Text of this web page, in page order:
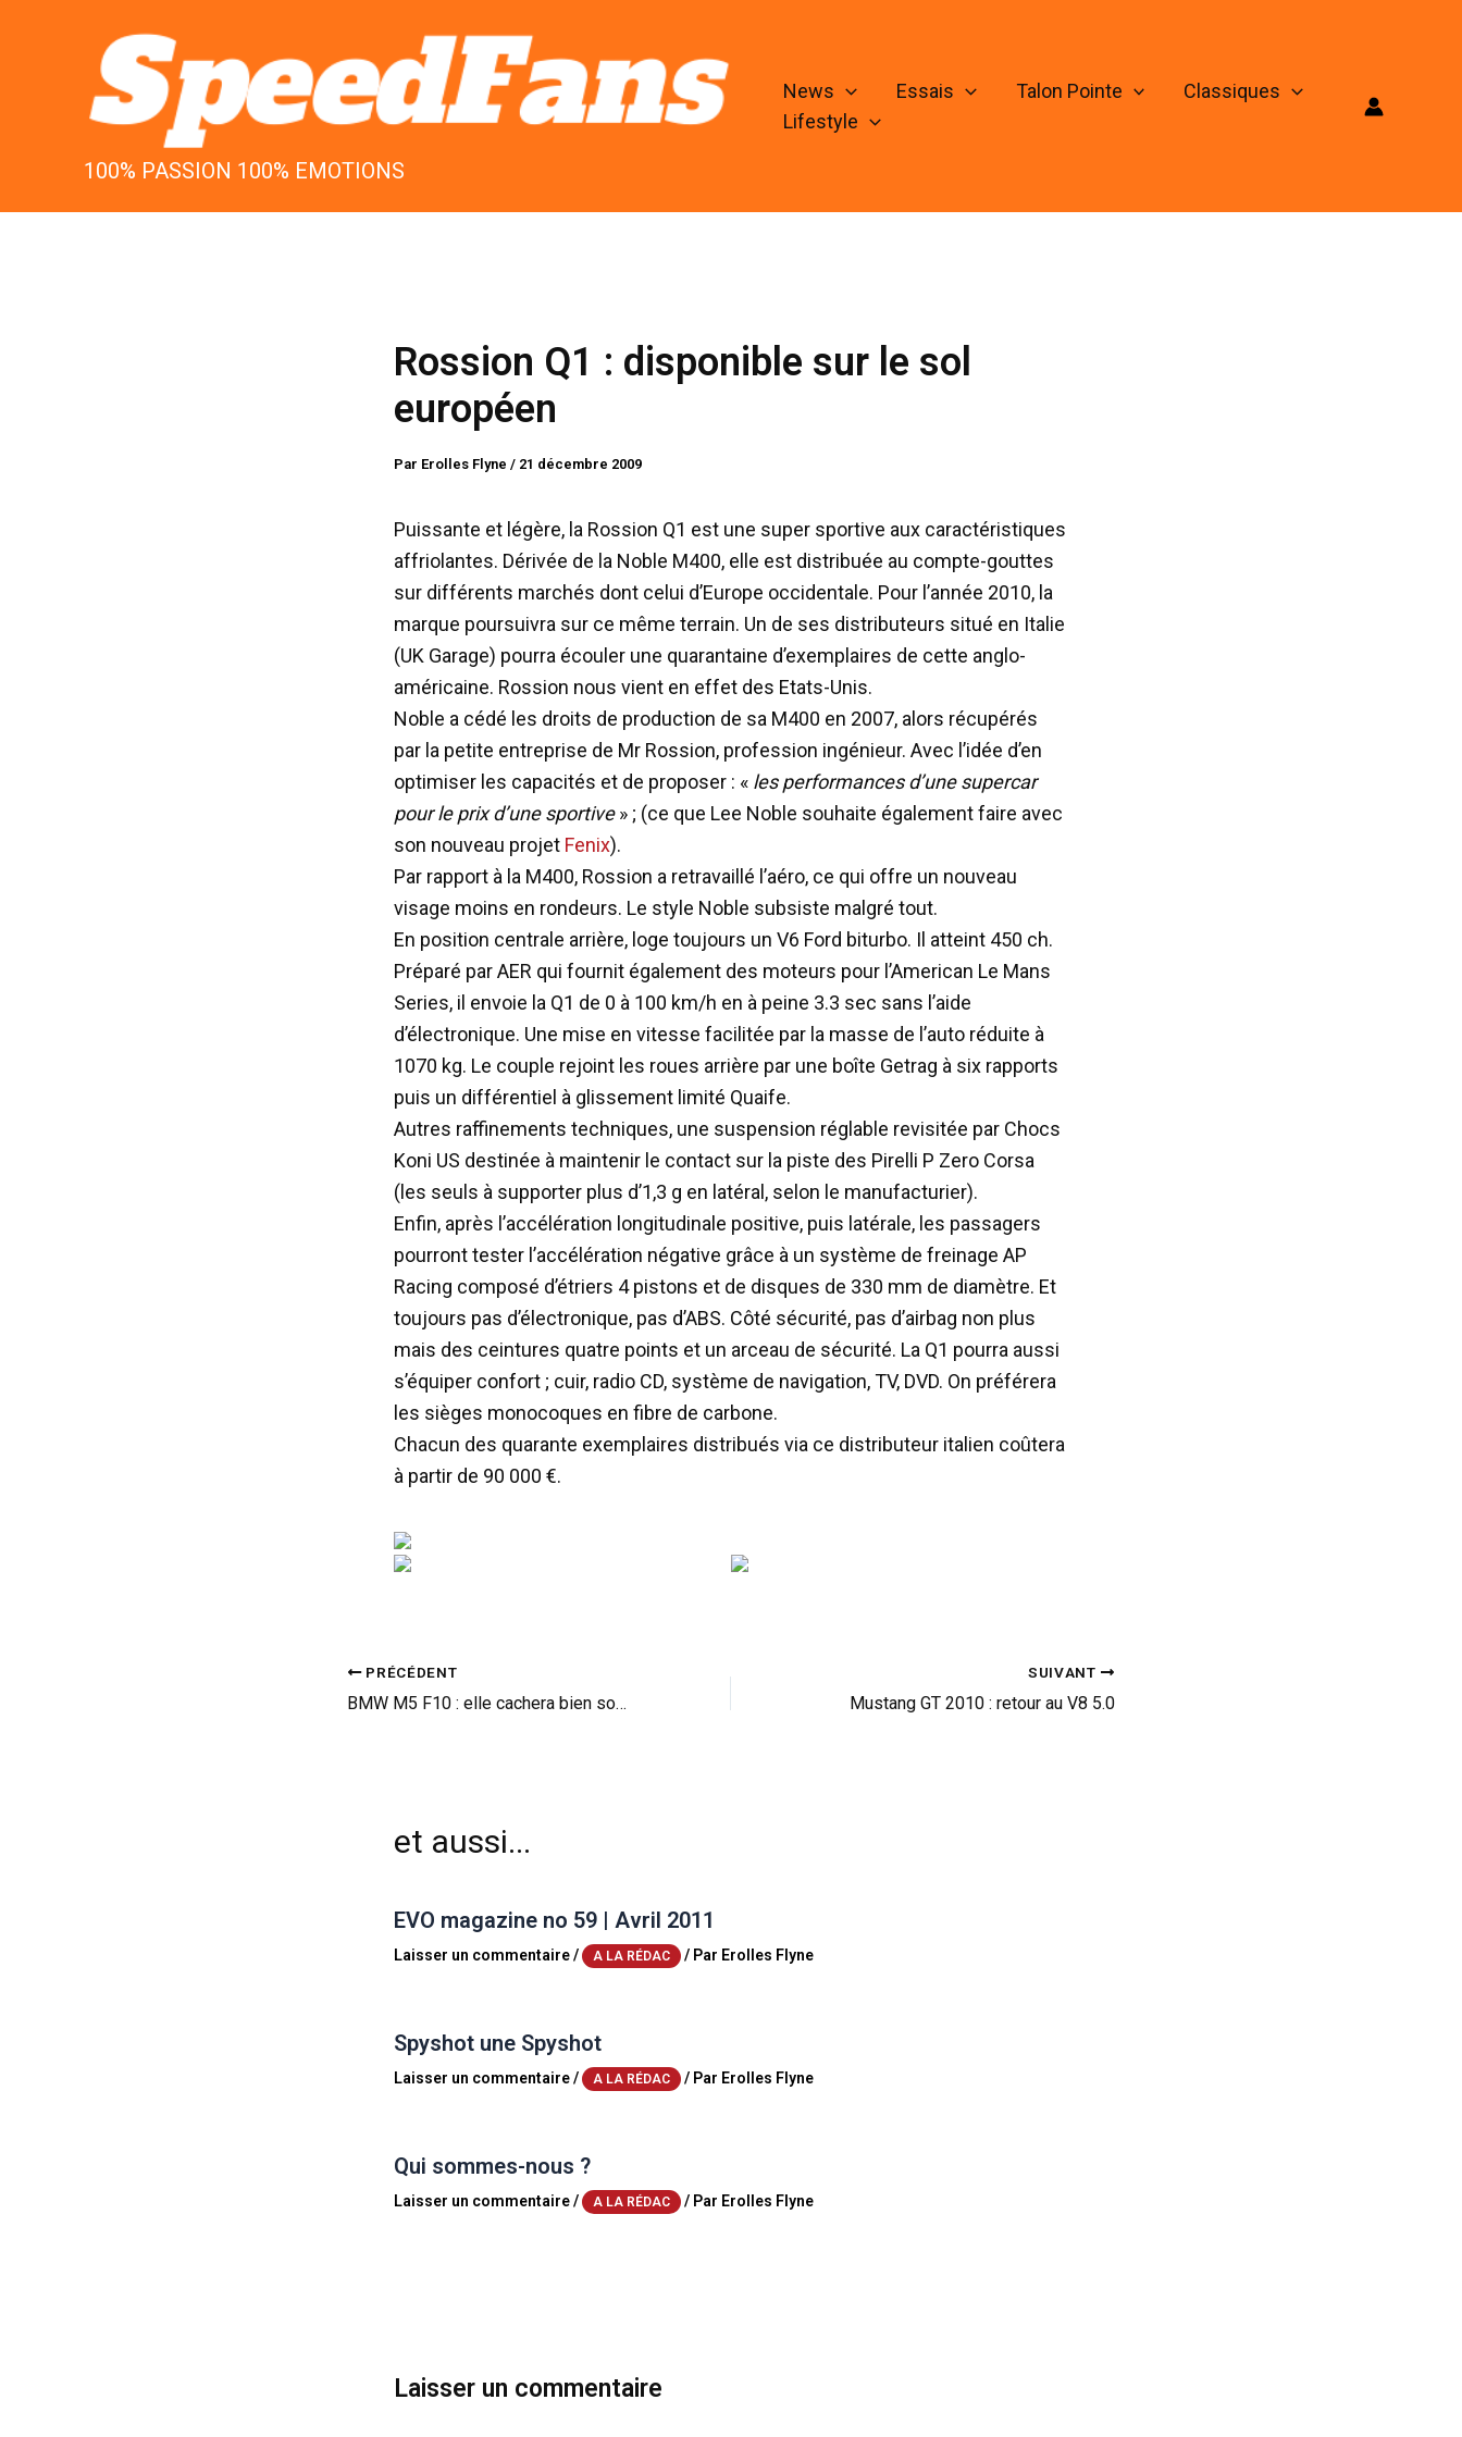
100% PASSION 100% EMOTIONS
News Essais Talon Pointe
Classiques
Lifestyle
Rossion Q1 : disponible sur le sol
européen
Par Erolles Flyne / 21 décembre 2009
Puissante et légère, la Rossion Q1 est une super sportive aux caractéristiques
affriolantes. Dérivée de la Noble M400, elle est distribuée au compte-gouttes
sur différents marchés dont celui d’Europe occidentale. Pour l’année 2010, la
marque poursuivra sur ce même terrain. Un de ses distributeurs situé en Italie
(UK Garage) pourra écouler une quarantaine d’exemplaires de cette anglo-
américaine. Rossion nous vient en effet des Etats-Unis.
Noble a cédé les droits de production de sa M400 en 2007, alors récupérés
par la petite entreprise de Mr Rossion, profession ingénieur. Avec l’idée d’en
optimiser les capacités et de proposer : « les performances d’une supercar
pour le prix d’une sportive» ; (ce que Lee Noble souhaite également faire avec
son nouveau projet Fenix).
Par rapport à la M400, Rossion a retravaillé l’aéro, ce qui offre un nouveau
visage moins en rondeurs. Le style Noble subsiste malgré tout.
En position centrale arrière, loge toujours un V6 Ford biturbo. Il atteint 450 ch.
Préparé par AER qui fournit également des moteurs pour l’American Le Mans
Series, il envoie la Q1 de 0 à 100 km/h en à peine 3.3 sec sans l’aide
d’électronique. Une mise en vitesse facilitée par la masse de l’auto réduite à
1070 kg. Le couple rejoint les roues arrière par une boîte Getrag à six rapports
puis un différentiel à glissement limité Quaife.
Autres raffinements techniques, une suspension réglable revisitée par Chocs
Koni US destinée à maintenir le contact sur la piste des Pirelli P Zero Corsa
(les seuls à supporter plus d’1,3 g en latéral, selon le manufacturier).
Enfin, après l’accélération longitudinale positive, puis latérale, les passagers
pourront tester l’accélération négative grâce à un système de freinage AP
Racing composé d’étriers 4 pistons et de disques de 330 mm de diamètre. Et
toujours pas d’électronique, pas d’ABS. Côté sécurité, pas d’airbag non plus
mais des ceintures quatre points et un arceau de sécurité. La Q1 pourra aussi
s’équiper confort ; cuir, radio CD, système de navigation, TV, DVD. On préférera
les sièges monocoques en fibre de carbone.
Chacun des quarante exemplaires distribués via ce distributeur italien coûtera
à partir de 90 000 €.
PRÉCÉDENT
BMW M5 F10 : elle cachera bien son jeu
SUIVANT
Mustang GT 2010 : retour au V8 5.0
et aussi...
EVO magazine no 59 | Avril 2011
Laisser un commentaire/ A LA RÉDAC / Par Erolles Flyne
Spyshot une Spyshot
Laisser un commentaire/ A LA RÉDAC / Par Erolles Flyne
Qui sommes-nous ?
Laisser un commentaire/ A LA RÉDAC / Par Erolles Flyne
Laisser un commentaire